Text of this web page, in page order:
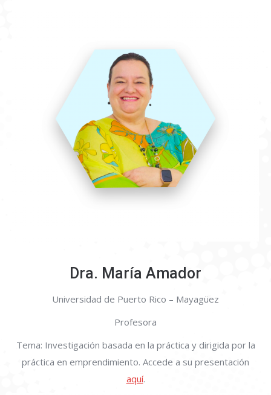
Dra. María Amador
Universidad de Puerto Rico – Mayagüez
Profesora
Tema: Investigación basada en la práctica y dirigida por la
práctica en emprendimiento. Accede a su presentación
aquí.